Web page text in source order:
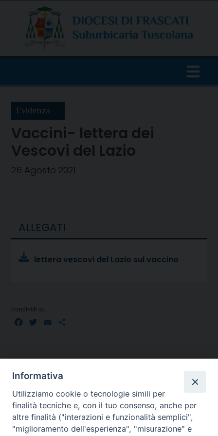
content
Evidenza
Vaccini- lettera dei
Vescovi del Lazio
26 Agosto 2021
ALLEGATI
lettera vescovi del Lazio sul vaccino
condividi su
Facebook
TwitterEmail
Informativa
Utilizziamo cookie o tecnologie simili per
finalità tecniche e, con il tuo consenso, anche per
altre finalità ("interazioni e funzionalità semplici",
"miglioramento dell'esperienza", "misurazione" e